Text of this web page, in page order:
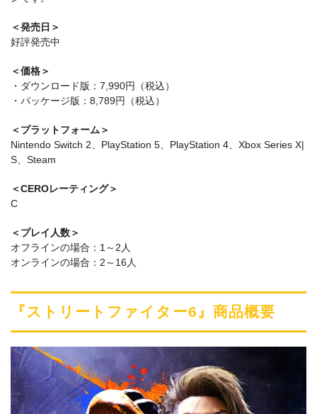
＜発売日＞
好評発売中
＜価格＞
・ダウンロード版：7,990円（税込）
・パッケージ版：8,789円（税込）
＜プラットフォーム＞
Nintendo Switch 2、PlayStation 5、PlayStation 4、Xbox Series X|
S、Steam
＜CEROレーティング＞
C
＜プレイ人数＞
オフラインの場合：1～2人
オンラインの場合：2～16人
『ストリートファイター6』商品概要